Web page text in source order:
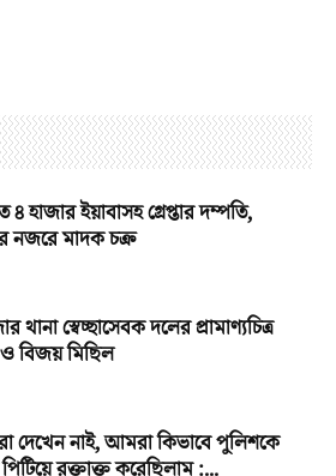
৪ হাজার ইয়াবাসহ গ্রেপ্তার দম্পতি,
নজরে মাদক চক্র
থানা স্বেচ্ছাসেবক দলের প্রামাণ্যচিত্র
ও বিজয় মিছিল
দেখেন নাই, আমরা কিভাবে পুলিশকে
পিটিয়ে রক্তাক্ত করেছিলাম :...